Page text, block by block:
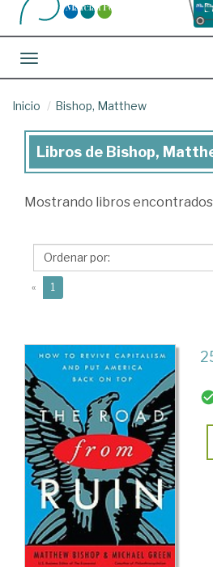
Toggle navigation
Inicio Bishop, Matthew
Libros
Bishop,
Libros de Bishop,
Mostrando libros
« 1